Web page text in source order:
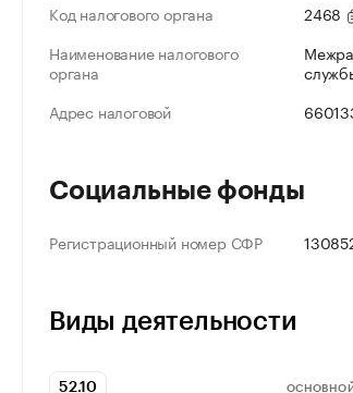
Код налогового органа
2468
Наименование налогового
органа
Адрес налоговой
Социальные фонды
Регистрационный номер СФР
Виды деятельности
52.10 ОСНОВНОЙ